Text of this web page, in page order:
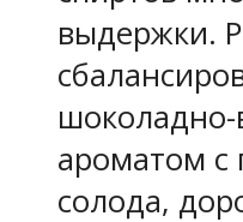
выдержки.
ароматом с
солода,